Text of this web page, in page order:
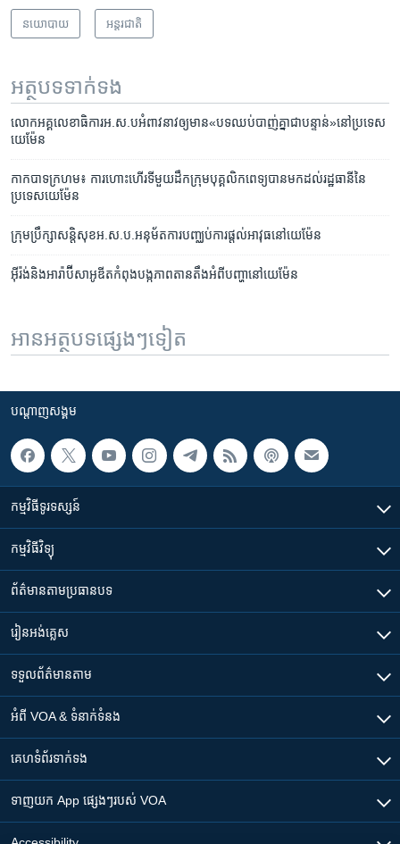
នយោបាយ អន្តរជាតិ
អត្ថបទ​ទាក់ទង
លោក​អគ្គលេខាធិការ​អ.ស.ប​អំពាវនាវ​ឲ្យ​មាន​«បទ​ឈប់​បាញ់​គ្នា​ជា​បន្ទាន់‍»​នៅ​ប្រទេស​
យេម៉ែន
កាកបាទក្រហម៖ ​ការហោះហើរ​ទីមួយ​ដឹក​ក្រុម​បុគ្គលិក​ពេទ្យ​​បាន​មក​ដល់​រដ្ឋធានី​នៃ​
ប្រទេស​យេម៉ែន
ក្រុម​ប្រឹក្សា​សន្តិសុខ​អ.ស.ប.​អនុម័ត​ការ​បញ្ឈប់​ការ​ផ្តល់​អាវុធ​នៅ​យេម៉ែន
អ៊ីរ៉ង់​និង​អារ៉ាប៊ីសាអូឌីតកំពុង​បង្ក​ភាព​តានតឹង​អំពី​បញ្ហា​នៅ​យេម៉ែន
អានអត្ថបទផ្សេងៗទៀត
បណ្តាញ​សង្គម
កម្មវិធី​ទូរទស្សន៍
កម្មវិធី​វិទ្យុ
ព័ត៌មាន​តាមប្រធានបទ​
រៀន​​អង់គ្លេស
ទទួល​ព័ត៌មាន​តាម
អំពី​ VOA & ទំនាក់ទំនង
គេហទំព័រ​​ទាក់ទង
ទាញយក​ App ផ្សេងៗ​របស់​ VOA